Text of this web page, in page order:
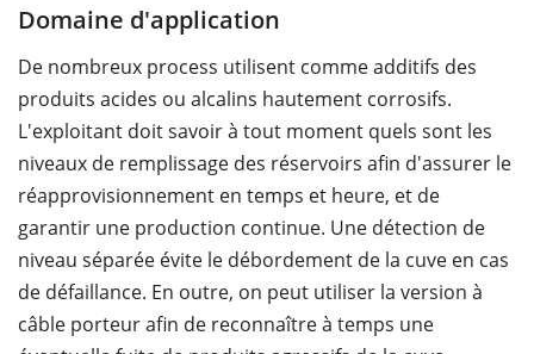
Domaine d'application
De nombreux process utilisent comme additifs des
produits acides ou alcalins hautement corrosifs.
L'exploitant doit savoir à tout moment quels sont les
niveaux de remplissage des réservoirs afin d'assurer le
réapprovisionnement en temps et heure, et de
garantir une production continue. Une détection de
niveau séparée évite le débordement de la cuve en cas
de défaillance. En outre, on peut utiliser la version à
câble porteur afin de reconnaître à temps une